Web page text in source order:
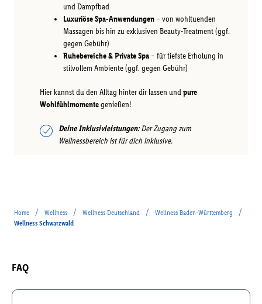
und Dampfbad
Luxuriöse Spa-Anwendungen– von wohltuenden
Massagen bis hin zu exklusiven Beauty-Treatment (ggf.
gegen Gebühr)
Ruhebereiche & Private Spa– für tiefste Erholung in
stilvollem Ambiente (ggf. gegen Gebühr)
Hier kannst du den Alltag hinter dir lassen undpure
Wohlfühlmomentegenießen!
Deine Inklusivleistungen:Der Zugang zum
Wellnessbereich ist für dich inklusive.
Home / Wellness / Wellness Deutschland / Wellness Baden-Württemberg /
Wellness Schwarzwald
FAQ